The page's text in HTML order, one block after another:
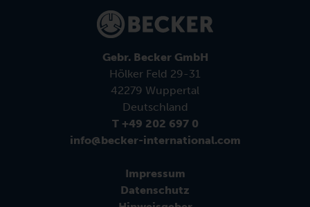
Gebr. Becker GmbH
Hölker Feld 29-31
42279 Wuppertal
Deutschland
T +49 202 697 0
info@becker-international.com
Impressum
Datenschutz